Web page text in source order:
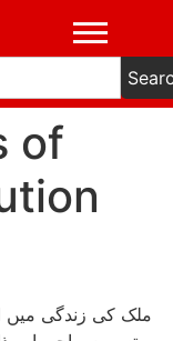
of
ملک کی زندگی میں